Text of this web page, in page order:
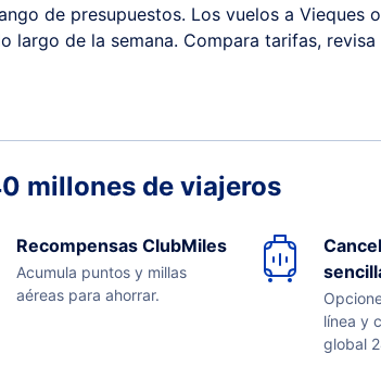
de presupuestos. Los vuelos a Vieques
de la semana. Compara tarifas,
millones de viajeros
Recompensas ClubMiles
Acumula puntos y millas
aéreas para ahorrar.
línea y
global